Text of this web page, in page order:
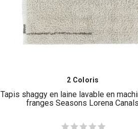
2 Coloris
Tapis shaggy en laine lavable en
franges Seasons Lorena Canals